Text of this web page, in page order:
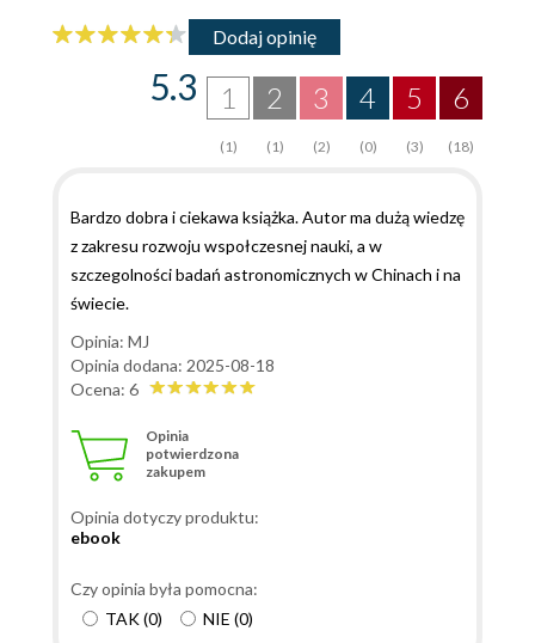
Dodaj opinię
6
(18)
5
(3)
4
(0)
3
(2)
2
(1)
1
(1)
5.3
Bardzo dobra i ciekawa książka. Autor ma dużą wiedzę
z zakresu rozwoju wspołczesnej nauki, a w
szczegolności badań astronomicznych w Chinach i na
świecie.
Opinia: MJ
Opinia dodana: 2025-08-18
Ocena: 6
Opinia
potwierdzona
zakupem
Opinia dotyczy produktu:
ebook
Czy opinia była pomocna:
TAK(0) NIE (0)